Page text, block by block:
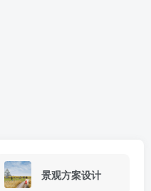
景观方案设计